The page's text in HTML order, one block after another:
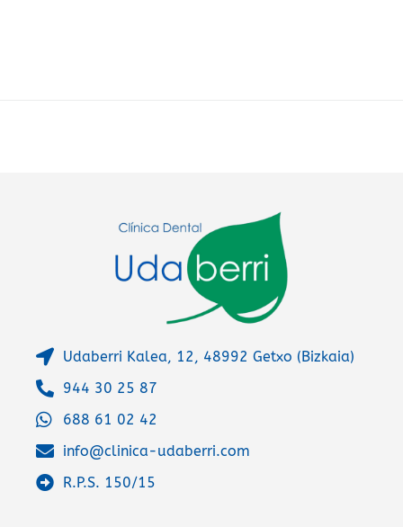
Udaberri Kalea, 12, 48992 Getxo (Bizkaia)
944 30 25 87
688 61 02 42
info@clinica-udaberri.com
R.P.S. 150/15